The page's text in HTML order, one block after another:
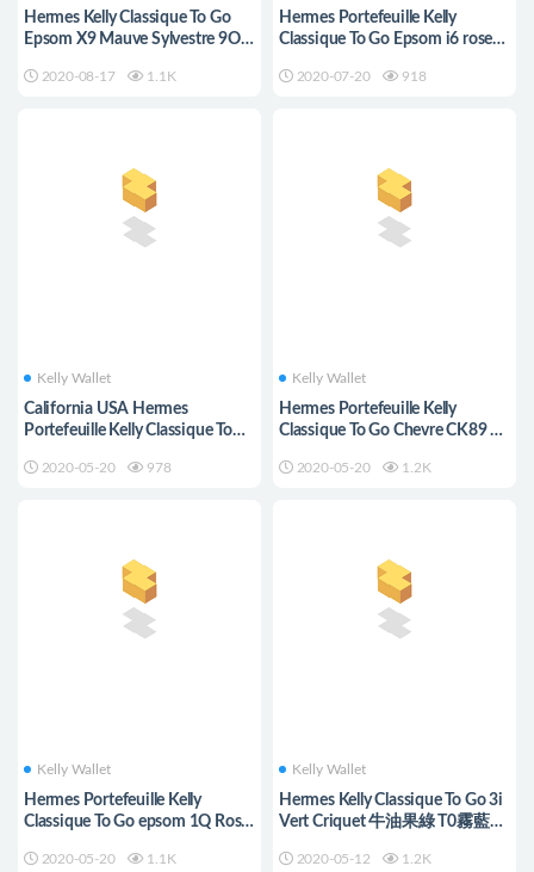
Hermes Kelly Classique To Go
Epsom X9 Mauve Sylvestre 9O
2020-08-17 1.1K
Hermes Portefeuille Kelly
Classique To Go Epsom i6 rose
2020-07-20 918
Kelly Wallet
California USA Hermes
Portefeuille Kelly Classique To
2020-05-20 978
Kelly Wallet
Hermes Portefeuille Kelly
Classique To Go Chevre CK89 黑
2020-05-20 1.2K
Kelly Wallet
Hermes Portefeuille Kelly
Classique To Go epsom 1Q Rose
2020-05-20 1.1K
Kelly Wallet
Hermes Kelly Classique To Go 3i
Vert Criquet 牛油果綠 T0霧藍色
2020-05-12 1.2K